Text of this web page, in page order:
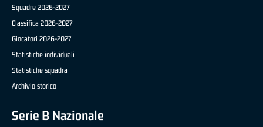
Squadre 2026-2027
Classifica 2026-2027
Giocatori 2026-2027
Statistiche individuali
Statistiche squadra
Archivio storico
Serie B Nazionale